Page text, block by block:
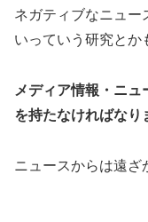
ネガティブなニュー
いっていう研究とか
メディア情報・ニ
を持たなければなり
ニュースからは遠ざ